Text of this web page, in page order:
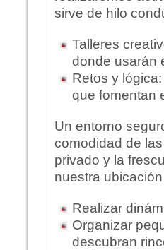
sirve de hilo
Talleres
donde usarán
Retos y
que fomentan
Un entorno
comodidad de
privado y la
nuestra
Realizar
Organizar
descubran